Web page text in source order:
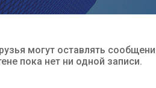
могут оставлять
пока нет ни одной записи.